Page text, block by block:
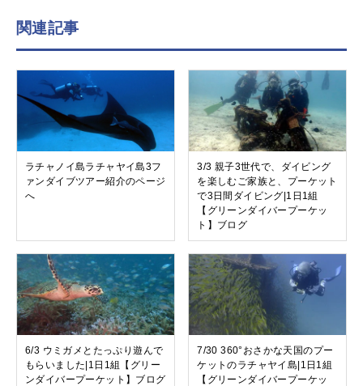
関連記事
ラチャノイ島ラチャヤイ島3フ
ァンダイブツアー紹介のページ
へ
3/3 親子3世代で、ダイビング
を楽しむご家族と、プーケット
で3日間ダイビング|1日1組
【グリーンダイバープーケッ
ト】ブログ
6/3 ウミガメとたっぷり遊んで
もらいました|1日1組【グリー
ンダイバープーケット】ブログ
7/30 360°おさかな天国のプー
ケットのラチャヤイ島|1日1組
【グリーンダイバープーケッ